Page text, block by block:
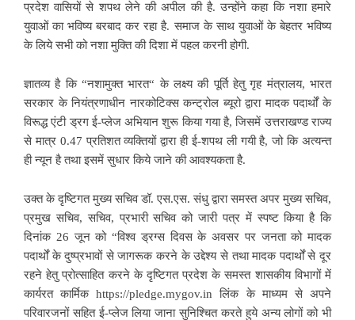
प्रदेश वासियों से शपथ लेने की अपील की है. उन्होंने कहा कि नशा हमारे
युवाओं का भविष्य बरबाद कर रहा है. समाज के साथ युवाओं के बेहतर भविष्य
के लिये सभी को नशा मुक्ति की दिशा में पहल करनी होगी.
ज्ञातव्य है कि “नशामुक्त भारत“ के लक्ष्य की पूर्ति हेतु गृह मंत्रालय, भारत
सरकार के नियंत्रणाधीन नारकोटिक्स कन्ट्रोल ब्यूरो द्वारा मादक पदार्थों के
विरूद्ध एंटी ड्रग ई-प्लेज अभियान शुरू किया गया है, जिसमें उत्तराखण्ड राज्य
से मात्र 0.47 प्रतिशत व्यक्तियों द्वारा ही ई-शपथ ली गयी है, जो कि अत्यन्त
ही न्यून है तथा इसमें सुधार किये जाने की आवश्यकता है.
उक्त के दृष्टिगत मुख्य सचिव डॉ. एस.एस. संधु द्वारा समस्त अपर मुख्य सचिव,
प्रमुख सचिव, सचिव, प्रभारी सचिव को जारी पत्र में स्पष्ट किया है कि
दिनांक 26 जून को “विश्व ड्रग्स दिवस के अवसर पर जनता को मादक
पदार्थों के दुष्प्रभावों से जागरूक करने के उद्देश्य से तथा मादक पदार्थों से दूर
रहने हेतु प्रोत्साहित करने के दृष्टिगत प्रदेश के समस्त शासकीय विभागों में
कार्यरत कार्मिक https://pledge.mygov.in लिंक के माध्यम से अपने
परिवारजनों सहित ई-प्लेज लिया जाना सुनिश्चित करते हुये अन्य लोगों को भी